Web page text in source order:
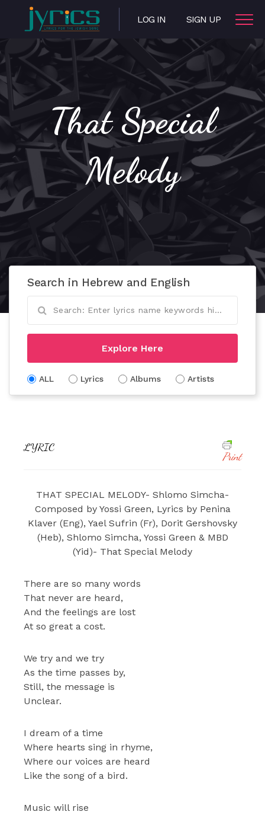
LOG IN SIGN UP
That Special
Melody
Search in Hebrew and English
Explore Here
ALL Lyrics Albums Artists
LYRIC
Print
THAT SPECIAL MELODY- Shlomo Simcha-
Composed by Yossi Green, Lyrics by Penina
Klaver (Eng), Yael Sufrin (Fr), Dorit Gershovsky
(Heb), Shlomo Simcha, Yossi Green & MBD
(Yid)- That Special Melody
There are so many words
That never are heard,
And the feelings are lost
At so great a cost.
We try and we try
As the time passes by,
Still, the message is
Unclear.
I dream of a time
Where hearts sing in rhyme,
Where our voices are heard
Like the song of a bird.
Music will rise